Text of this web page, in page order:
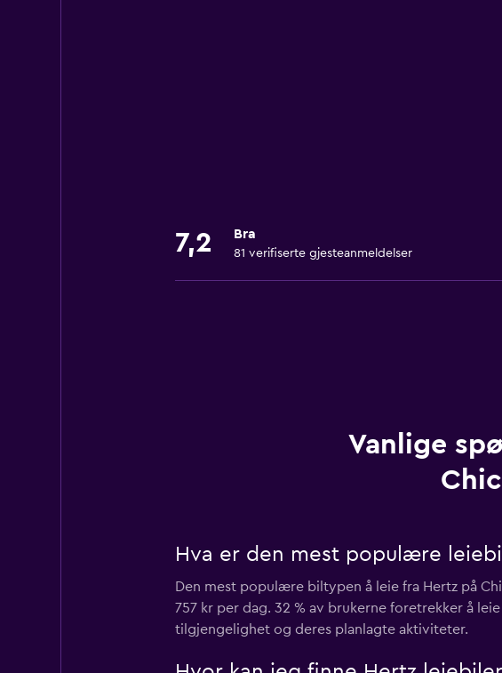
7,2 Bra
81 verifiserte gjesteanmeldelser
Vanlige
Hva er den mest populære
Den mest populære biltypen å leie fra Hertz på
757 kr per dag. 32 % av brukerne foretrekker å
tilgjengelighet og deres planlagte aktiviteter.